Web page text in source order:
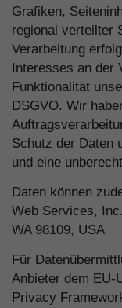
Grafiken,
regional verteilter
Verarbeitung
Interesses an der
Funktionalität
DSGVO. Wir
Schutz der Daten
und eine
Daten können
Web Services,
WA 98109, USA
Für
Anbieter dem EU-
Privacy